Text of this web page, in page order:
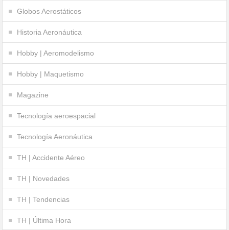
Globos Aerostáticos
Historia Aeronáutica
Hobby | Aeromodelismo
Hobby | Maquetismo
Magazine
Tecnología aeroespacial
Tecnología Aeronáutica
TH | Accidente Aéreo
TH | Novedades
TH | Tendencias
TH | Última Hora